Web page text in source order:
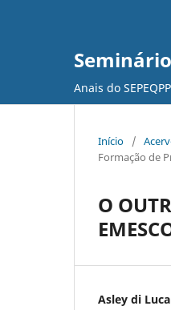
Anais do
Início /
Formação de
O
Asley di